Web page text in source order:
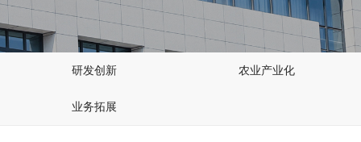
联系我们
研发创新 农业产业化
业务拓展